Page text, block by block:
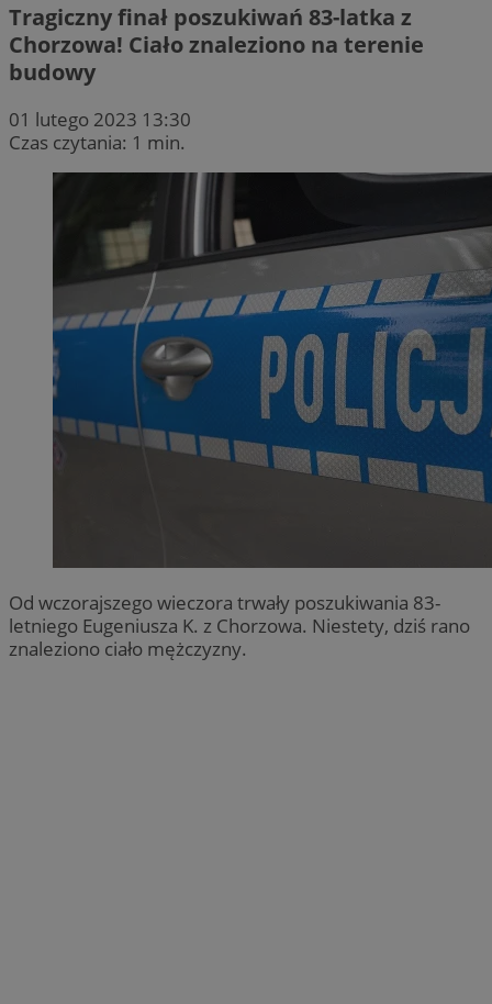
Tragiczny finał poszukiwań 83-latka z
Chorzowa! Ciało znaleziono na terenie
budowy
01 lutego 2023 13:30
Czas czytania: 1 min.
Od wczorajszego wieczora trwały poszukiwania 83-
letniego Eugeniusza K. z Chorzowa. Niestety, dziś rano
znaleziono ciało mężczyzny.